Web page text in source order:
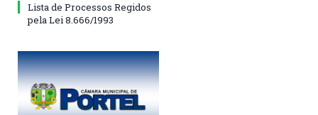
Lista de Processos Regidos
pela Lei 8.666/1993